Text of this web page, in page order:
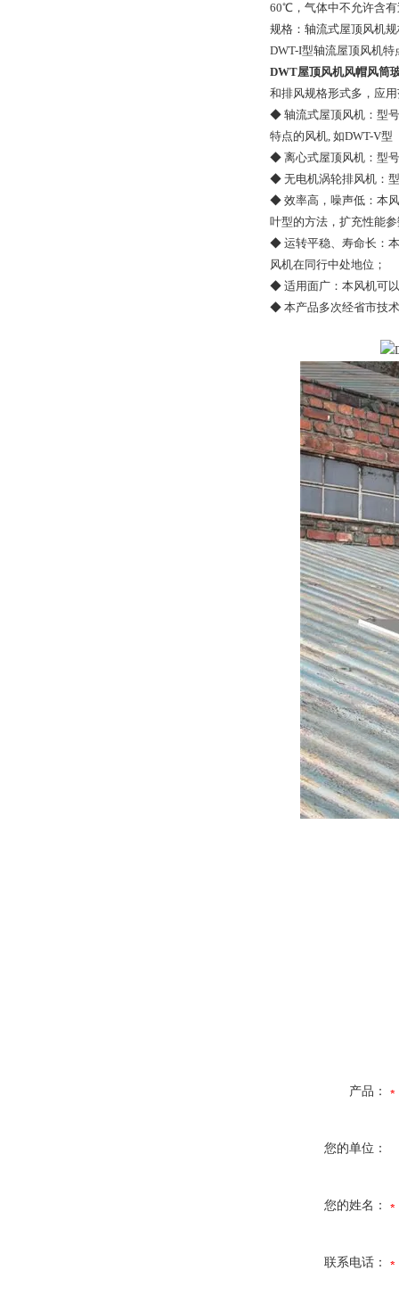
60℃，气体中不允许含有
规格：轴流式屋顶风机
DWT-I型轴流屋顶风机
DWT屋顶风机风帽风筒
和排风规格形式多，应
◆ 轴流式屋顶风机：型
特点的风机, 如DWT-V型
◆ 离心式屋顶风机：型
◆ 无电机涡轮排风机：
◆ 效率高，噪声低：本
叶型的方法，扩充性能
◆ 运转平稳、寿命长：
风机在同行中处地位；
◆ 适用面广：本风机可
◆ 本产品多次经省市技
产品：
您的单位：
您的姓名：
联系电话：